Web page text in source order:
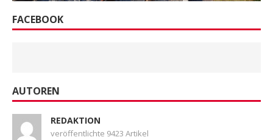
FACEBOOK
AUTOREN
REDAKTION
veröffentlichte 9423 Artikel